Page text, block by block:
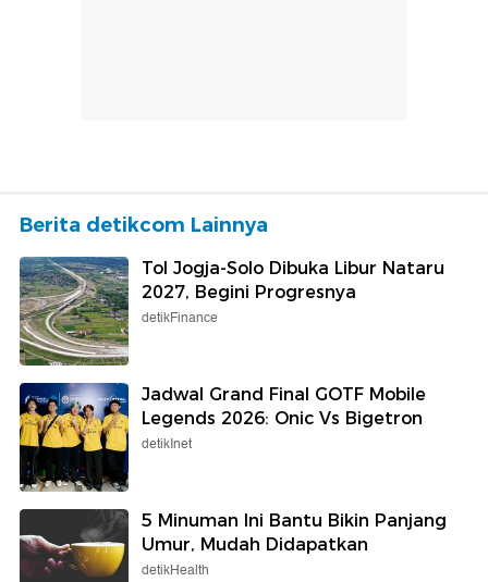
Berita detikcom Lainnya
Tol Jogja-Solo Dibuka Libur Nataru
2027, Begini Progresnya
detikFinance
Jadwal Grand Final GOTF Mobile
Legends 2026: Onic Vs Bigetron
detikInet
5 Minuman Ini Bantu Bikin Panjang
Umur, Mudah Didapatkan
detikHealth